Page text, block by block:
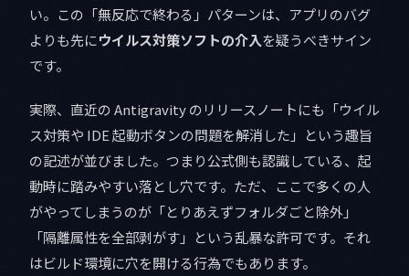
い。この「無反応で終わる」パターンは、アプリのバグ
よりも先にウイルス対策ソフトの介入を疑うべきサイン
です。
実際、直近の Antigravity のリリースノートにも「ウイル
ス対策や IDE 起動ボタンの問題を解消した」という趣旨
の記述が並びました。つまり公式側も認識している、起
動時に踏みやすい落とし穴です。ただ、ここで多くの人
がやってしまうのが「とりあえずフォルダごと除外」
「隔離属性を全部剥がす」という乱暴な許可です。それ
はビルド環境に穴を開ける行為でもあります。